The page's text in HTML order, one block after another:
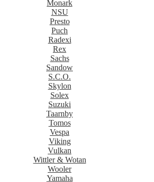
Monark
NSU
Presto
Puch
Radexi
Rex
Sachs
Sandow
S.C.O.
Skylon
Solex
Suzuki
Taarnby
Tomos
Vespa
Viking
Vulkan
Wittler & Wotan
Wooler
Yamaha